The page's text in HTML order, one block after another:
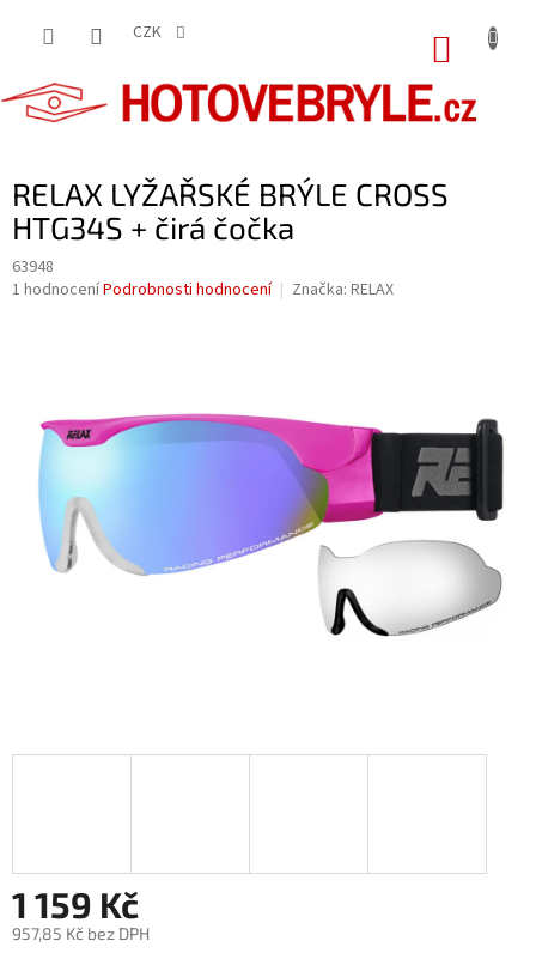
CZK
RELAX LYŽAŘSKÉ BRÝLE CROSS
HTG34S + čirá čočka
63948
Průměrné
hvězdiček.
1 hodnoceníPodrobnosti hodnocení Značka: RELAX
1 159 Kč
957,85 Kč bez DPH